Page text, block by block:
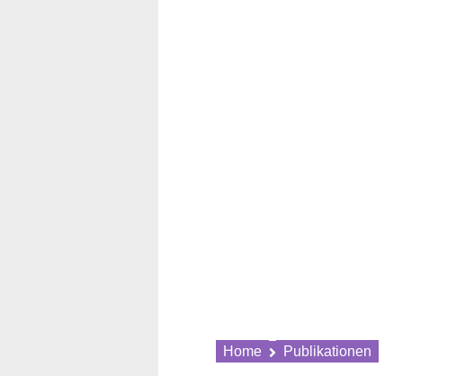
Home Publikationen